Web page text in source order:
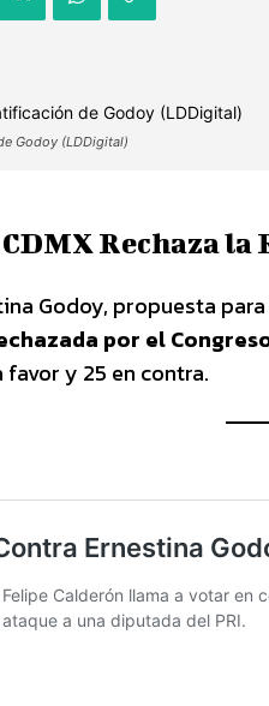
Godoy (LDDigital)
Rechaza
Godoy, propuesta
por el
favor y 25 en contra.